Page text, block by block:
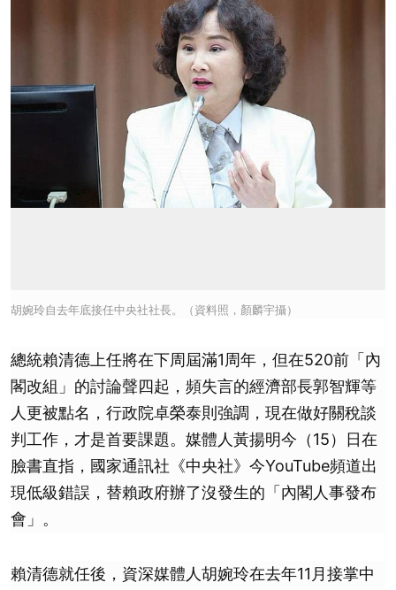
胡婉玲自去年底接任中央社社長。（資料照，顏麟宇攝）
總統賴清德上任將在下周屆滿1周年，但在520前「內
閣改組」的討論聲四起，頻失言的經濟部長郭智輝等
人更被點名，行政院卓榮泰則強調，現在做好關稅談
判工作，才是首要課題。媒體人黃揚明今（15）日在
臉書直指，國家通訊社《中央社》今YouTube頻道出
現低級錯誤，替賴政府辦了沒發生的「內閣人事發布
會」。
賴清德就任後，資深媒體人胡婉玲在去年11月接掌中